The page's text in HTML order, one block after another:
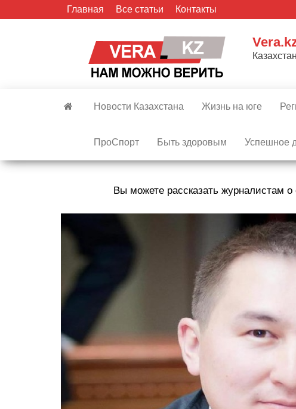
Главная Все статьи Контакты
Новости Казахстана Жизнь на юге
ПроСпорт Быть здоровым Успешное
Вы можете рассказать журналистам